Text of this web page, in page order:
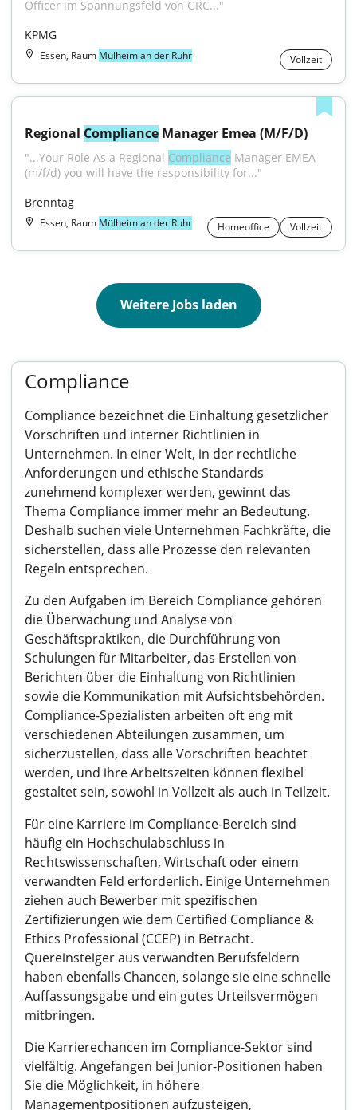
Officer im Spannungsfeld von GRC..."
KPMG
Essen, Raum Mülheim an der Ruhr Vollzeit
Regional Compliance Manager Emea (M/F/D)
"...Your Role As a Regional Compliance Manager EMEA
(m/f/d) you will have the responsibility for..."
Brenntag
Essen, Raum Mülheim an der Ruhr Homeoffice Vollzeit
Weitere Jobs laden
Compliance
Compliance bezeichnet die Einhaltung gesetzlicher
Vorschriften und interner Richtlinien in
Unternehmen. In einer Welt, in der rechtliche
Anforderungen und ethische Standards
zunehmend komplexer werden, gewinnt das
Thema Compliance immer mehr an Bedeutung.
Deshalb suchen viele Unternehmen Fachkräfte, die
sicherstellen, dass alle Prozesse den relevanten
Regeln entsprechen.
Zu den Aufgaben im Bereich Compliance gehören
die Überwachung und Analyse von
Geschäftspraktiken, die Durchführung von
Schulungen für Mitarbeiter, das Erstellen von
Berichten über die Einhaltung von Richtlinien
sowie die Kommunikation mit Aufsichtsbehörden.
Compliance-Spezialisten arbeiten oft eng mit
verschiedenen Abteilungen zusammen, um
sicherzustellen, dass alle Vorschriften beachtet
werden, und ihre Arbeitszeiten können flexibel
gestaltet sein, sowohl in Vollzeit als auch in Teilzeit.
Für eine Karriere im Compliance-Bereich sind
häufig ein Hochschulabschluss in
Rechtswissenschaften, Wirtschaft oder einem
verwandten Feld erforderlich. Einige Unternehmen
ziehen auch Bewerber mit spezifischen
Zertifizierungen wie dem Certified Compliance &
Ethics Professional (CCEP) in Betracht.
Quereinsteiger aus verwandten Berufsfeldern
haben ebenfalls Chancen, solange sie eine schnelle
Auffassungsgabe und ein gutes Urteilsvermögen
mitbringen.
Die Karrierechancen im Compliance-Sektor sind
vielfältig. Angefangen bei Junior-Positionen haben
Sie die Möglichkeit, in höhere
Managementpositionen aufzusteigen,